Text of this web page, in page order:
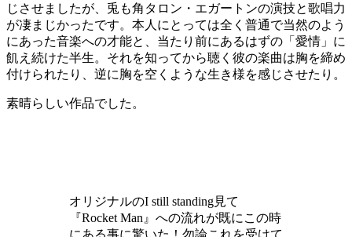
じさせましたが、兎も角タロン・エガートンの演技と歌唱力
が凄まじかったです。本人にとっては全く普通で当然のよう
にあった音楽への才能と、当たり前にあるはずの「愛情」に
飢え続けた半生。それを知ってから聴く彼の楽曲は胸を締め
付けられたり、逆に胸を空くような生き様を感じさせたり。
素晴らしい作品でした。
オリジナルのI still standing見て
『Rocket Man』への流れが既にこの時